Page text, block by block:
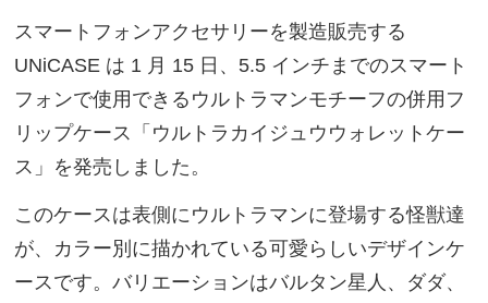
スマートフォンアクセサリーを製造販売する
UNiCASE は 1 月 15 日、5.5 インチまでのスマート
フォンで使用できるウルトラマンモチーフの併用フ
リップケース「ウルトラカイジュウウォレットケー
ス」を発売しました。
このケースは表側にウルトラマンに登場する怪獣達
が、カラー別に描かれている可愛らしいデザインケ
ースです。バリエーションはバルタン星人、ダダ、